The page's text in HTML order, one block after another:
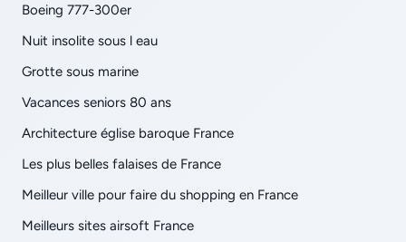
Boeing 777-300er
Nuit insolite sous l eau
Grotte sous marine
Vacances seniors 80 ans
Architecture église baroque France
Les plus belles falaises de France
Meilleur ville pour faire du shopping en France
Meilleurs sites airsoft France